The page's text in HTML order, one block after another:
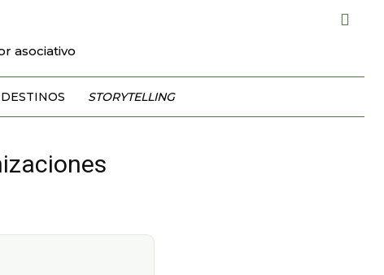
asociativo
DESTINOS STORYTELLING